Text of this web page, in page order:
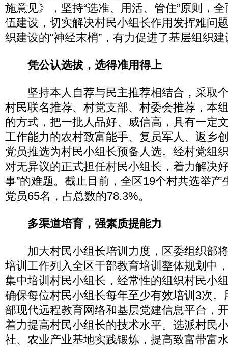
施意见》，坚持“选准、用活、管住”原则，
伍建设，切实解决村民小组长作用发挥难问
织建设的“神经末梢”，有力促进了基层组织
凭公认选拔，选得准用得上
坚持本人自荐与民主推荐相结合，采取
村民联名推荐、村党支部、村委会推荐，本
的方式，把一批人品好、威信高，具有一定
工作能力的农村致富能手、复员军人、返乡
党员推选为村民小组长预备人选。经村党组
对无异议的正式担任村民小组长，着力解决
事”的难题。截止目前，全区19个村共选举产
党员65名，占总数的78.3%。
多渠道培育，强素质提能力
加大村民小组长培训力度，区委组织部
培训工作列入全区干部教育培训整体规划中
集中培训村民小组长，经常性的组织村民小
确保每位村民小组长每年至少有效培训3次
部现代远程教育网络和基层党建信息平台，
着力提高村民小组长的技术水平。选派村民
社、农业产业基地实践锻炼，提高致富带富